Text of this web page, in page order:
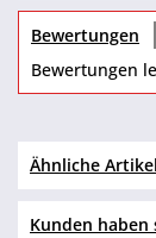
Bewertungen
Bewertungen
Ähnliche Artikel
Kunden haben